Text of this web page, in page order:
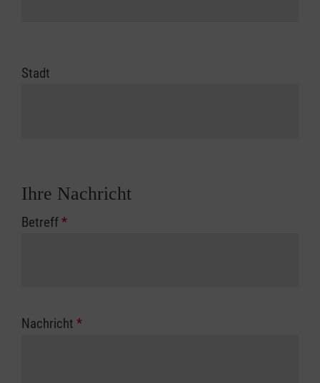
Stadt
Ihre Nachricht
Betreff*
Nachricht *